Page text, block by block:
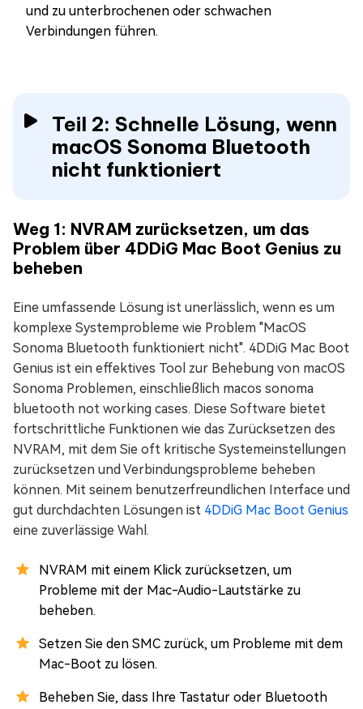
und zu unterbrochenen oder schwachen
Verbindungen führen.
Teil 2: Schnelle Lösung, wenn
macOS Sonoma Bluetooth
nicht funktioniert
Weg 1: NVRAM zurücksetzen, um das
Problem über 4DDiG Mac Boot Genius zu
beheben
Eine umfassende Lösung ist unerlässlich, wenn es um
komplexe Systemprobleme wie Problem "MacOS
Sonoma Bluetooth funktioniert nicht". 4DDiG Mac Boot
Genius ist ein effektives Tool zur Behebung von macOS
Sonoma Problemen, einschließlich macos sonoma
bluetooth not working cases. Diese Software bietet
fortschrittliche Funktionen wie das Zurücksetzen des
NVRAM, mit dem Sie oft kritische Systemeinstellungen
zurücksetzen und Verbindungsprobleme beheben
können. Mit seinem benutzerfreundlichen Interface und
gut durchdachten Lösungen ist 4DDiG Mac Boot Genius
eine zuverlässige Wahl.
NVRAM mit einem Klick zurücksetzen, um
Probleme mit der Mac-Audio-Lautstärke zu
beheben.
Setzen Sie den SMC zurück, um Probleme mit dem
Mac-Boot zu lösen.
Beheben Sie, dass Ihre Tastatur oder Bluetooth